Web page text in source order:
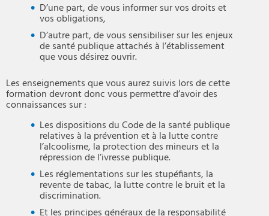
D’une part, de vous informer sur vos droits et
vos obligations,
D’autre part, de vous sensibiliser sur les enjeux
de santé publique attachés à l’établissement
que vous désirez ouvrir.
Les enseignements que vous aurez suivis lors de cette
formation devront donc vous permettre d’avoir des
connaissances sur :
Les dispositions du Code de la santé publique
relatives à la prévention et à la lutte contre
l’alcoolisme, la protection des mineurs et la
répression de l’ivresse publique.
Les réglementations sur les stupéfiants, la
revente de tabac, la lutte contre le bruit et la
discrimination.